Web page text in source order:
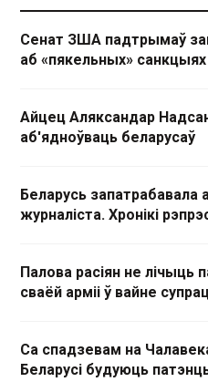
Сенат ЗША падтрымаў
аб «пякельных»
Айцец Аляксандар
аб'ядноўваць беларусаў
Беларусь
журналіста. Хронікі
Палова расіян не лічыць
сваёй арміі ў вайне
Са спадзевам на
Беларусі будуюць